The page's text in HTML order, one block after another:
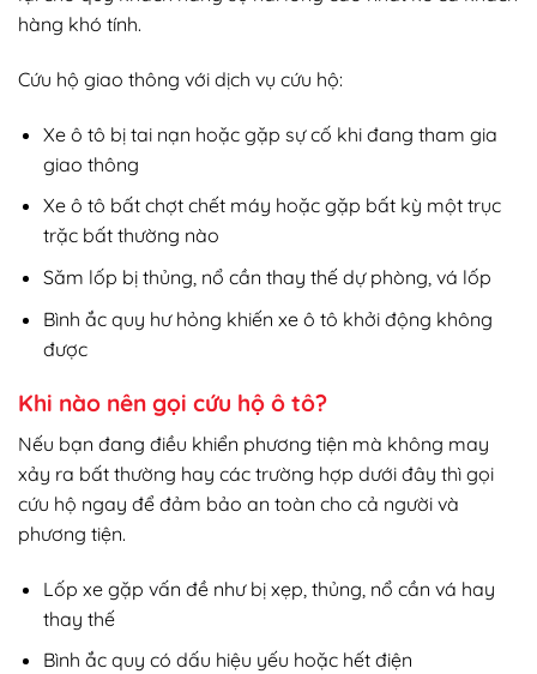
hàng khó tính.
Cứu hộ giao thông với dịch vụ cứu hộ:
Xe ô tô bị tai nạn hoặc gặp sự cố khi đang tham gia
giao thông
Xe ô tô bất chợt chết máy hoặc gặp bất kỳ một trục
trặc bất thường nào
Săm lốp bị thủng, nổ cần thay thế dự phòng, vá lốp
Bình ắc quy hư hỏng khiến xe ô tô khởi động không
được
Khi nào nên gọi cứu hộ ô tô?
Nếu bạn đang điều khiển phương tiện mà không may
xảy ra bất thường hay các trường hợp dưới đây thì gọi
cứu hộ ngay để đảm bảo an toàn cho cả người và
phương tiện.
Lốp xe gặp vấn đề như bị xẹp, thủng, nổ cần vá hay
thay thế
Bình ắc quy có dấu hiệu yếu hoặc hết điện